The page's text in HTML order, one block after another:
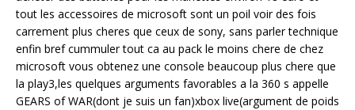
tout les accessoires de microsoft sont un poil voir des fois
carrement plus cheres que ceux de sony, sans parler technique
enfin bref cummuler tout ca au pack le moins chere de chez
microsoft vous obtenez une console beaucoup plus chere que
la play3,les quelques arguments favorables a la 360 s appelle
GEARS of WAR(dont je suis un fan)xbox live(argument de poids